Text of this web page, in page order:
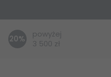
20%
powyżej
3 500 zł